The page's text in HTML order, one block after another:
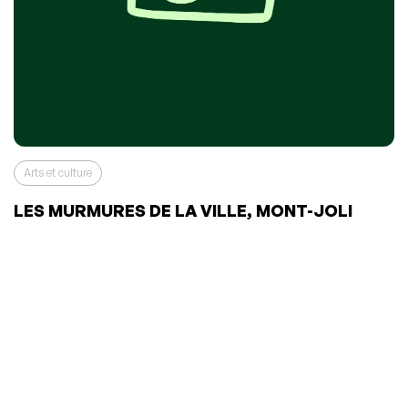
Arts et culture
LES MURMURES DE LA VILLE, MONT-JOLI